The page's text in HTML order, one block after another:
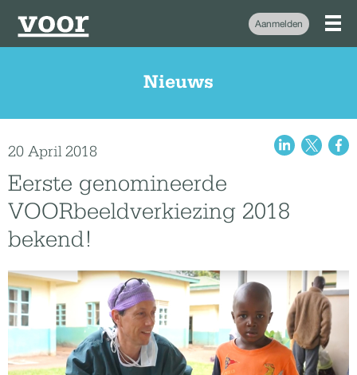
Aanmelden
Nieuws
20 April 2018
Eerste genomineerde
VOORbeeldverkiezing 2018
bekend!